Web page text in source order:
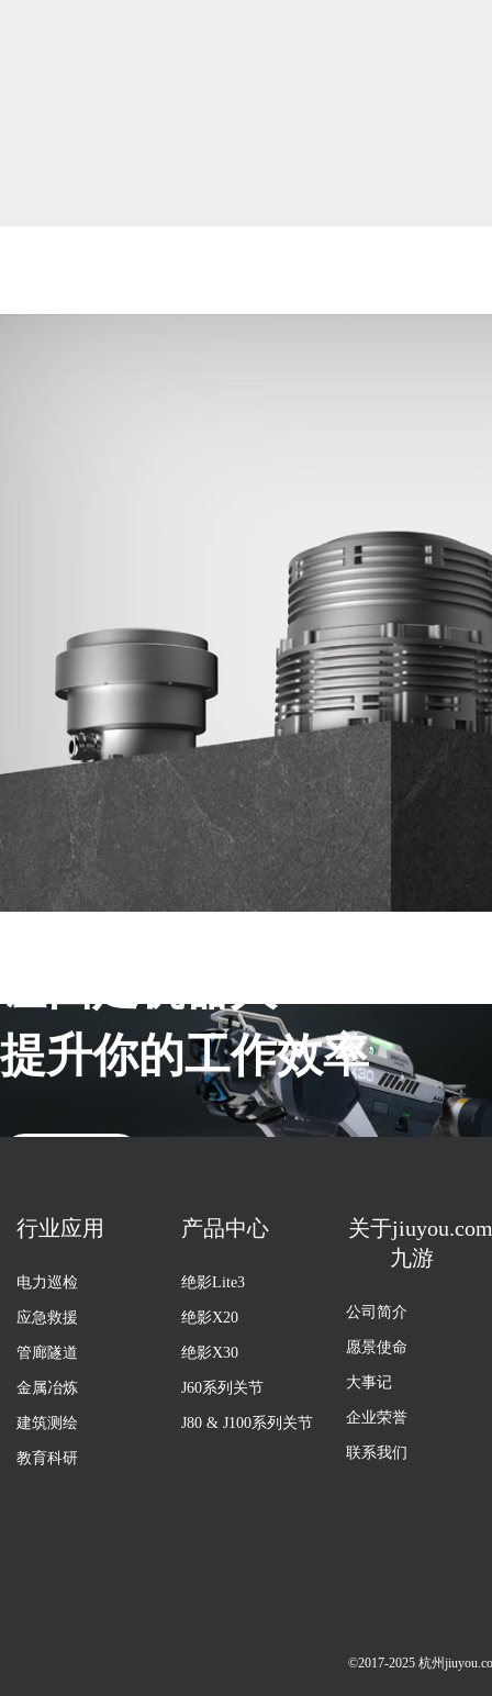
提升你的工作效率
行业应用
电力巡检
应急救援
管廊隧道
金属冶炼
建筑测绘
教育科研
产品中心
绝影Lite3
绝影X20
绝影X30
J60系列关节
J80 & J100系列关节
关于jiuyou.com
九游
公司简介
愿景使命
大事记
企业荣誉
联系我们
©2017-2025 杭州